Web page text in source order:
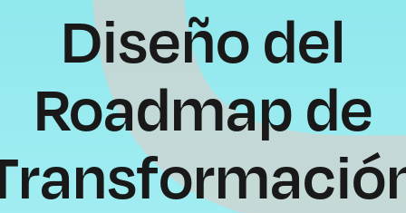
Diseño del
Roadmap de